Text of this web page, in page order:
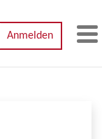
Anmelden